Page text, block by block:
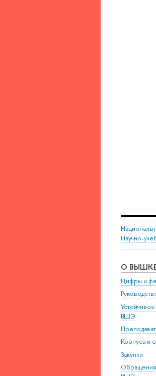
Научно-
О
Цифры и
ВШЭ
Корпуса и
Закупки